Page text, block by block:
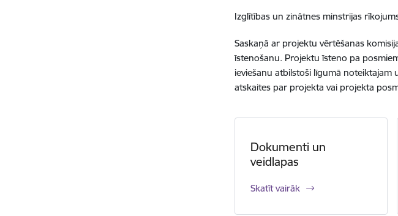
Izglītības un zinātnes minstrijas
Saskaņā ar projektu vērtēšanas
īstenošanu. Projektu īsteno pa
ieviešanu atbilstoši līgumā
atskaites par projekta vai projekta
Dokumenti un
veidlapas
Skatīt vairāk